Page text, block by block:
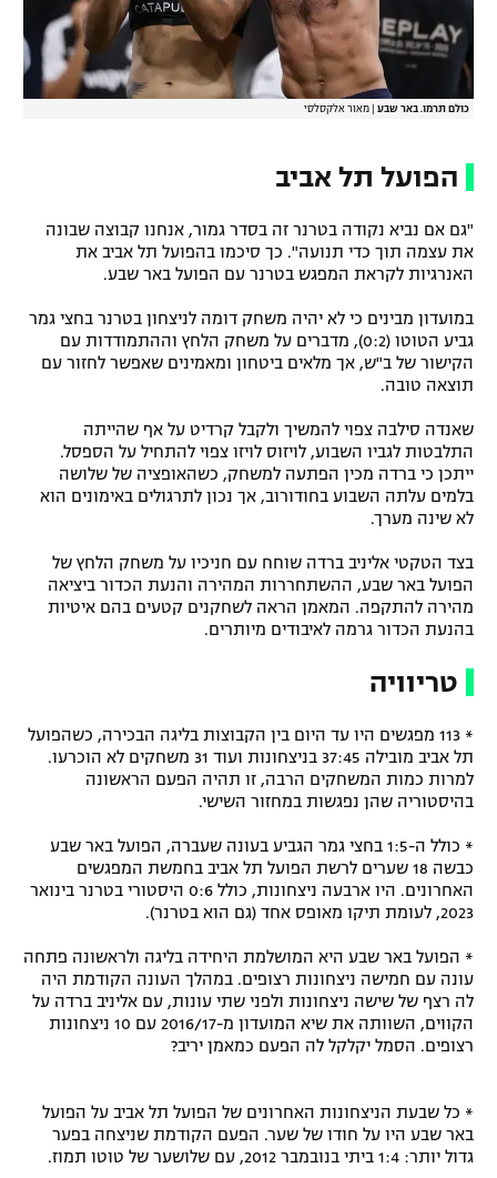
כולם תרמו. באר שבע מאור אלקסלסי
הפועל תל אביב
"גם אם נביא נקודה בטרנר זה בסדר גמור, אנחנו קבוצה שבונה
את עצמה תוך כדי תנועה". כך סיכמו בהפועל תל אביב את
האנרגיות לקראת המפגש בטרנר עם הפועל באר שבע.
במועדון מבינים כי לא יהיה משחק דומה לניצחון בטרנר בחצי גמר
גביע הטוטו (0:2), מדברים על משחק הלחץ וההתמודדות עם
הקישור של ב"ש, אך מלאים ביטחון ומאמינים שאפשר לחזור עם
תוצאה טובה.
שאנדה סילבה צפוי להמשיך ולקבל קרדיט על אף שהייתה
התלבטות לגביו השבוע, לויזוס לויזו צפוי להתחיל על הספסל.
ייתכן כי ברדה מכין הפתעה למשחק, כשהאופציה של שלושה
בלמים עלתה השבוע בחודורוב, אך נכון לתרגולים באימונים הוא
לא שינה מערך.
בצד הטקטי אליניב ברדה שוחח עם חניכיו על משחק הלחץ של
הפועל באר שבע, ההשתחררות המהירה והנעת הכדור ביציאה
מהירה להתקפה. המאמן הראה לשחקנים קטעים בהם איטיות
בהנעת הכדור גרמה לאיבודים מיותרים.
טריוויה
* 113 מפגשים היו עד היום בין הקבוצות בליגה הבכירה, כשהפועל
תל אביב מובילה 37:45 בניצחונות ועוד 31 משחקים לא הוכרעו.
למרות כמות המשחקים הרבה, זו תהיה הפעם הראשונה
בהיסטוריה שהן נפגשות במחזור השישי.
* כולל ה-1:5 בחצי גמר הגביע בעונה שעברה, הפועל באר שבע
כבשה 18 שערים לרשת הפועל תל אביב בחמשת המפגשים
האחרונים. היו ארבעה ניצחונות, כולל 0:6 היסטורי בטרנר בינואר
2023, לעומת תיקו מאופס אחד (גם הוא בטרנר).
* הפועל באר שבע היא המושלמת היחידה בליגה ולראשונה פתחה
עונה עם חמישה ניצחונות רצופים. במהלך העונה הקודמת היה
לה רצף של שישה ניצחונות ולפני שתי עונות, עם אליניב ברדה על
הקווים, השוותה את שיא המועדון מ-2016/17 עם 10 ניצחונות
רצופים. הסמל יקלקל לה הפעם כמאמן יריב?
* כל שבעת הניצחונות האחרונים של הפועל תל אביב על הפועל
באר שבע היו על חודו של שער. הפעם הקודמת שניצחה בפער
גדול יותר: 1:4 ביתי בנובמבר 2012, עם שלושער של טוטו תמוז.